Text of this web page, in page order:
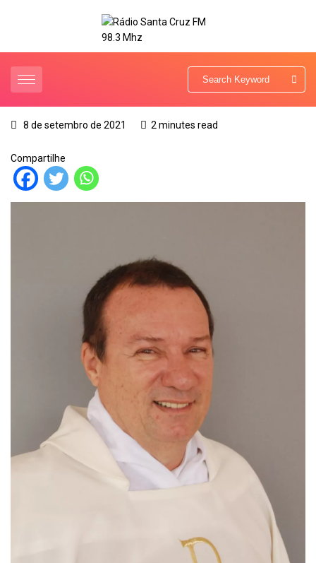
8 de setembro de 2021 2 minutes read
Compartilhe